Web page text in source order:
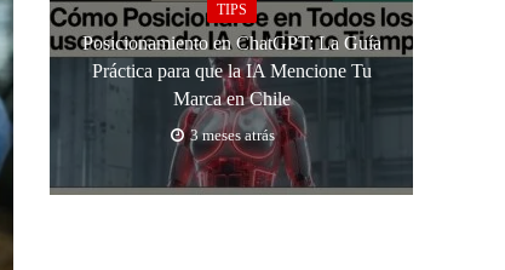
TIPS
Posicionamiento en ChatGPT: La Guía
Práctica para que la IA Mencione Tu
Marca en Chile
3 meses atrás